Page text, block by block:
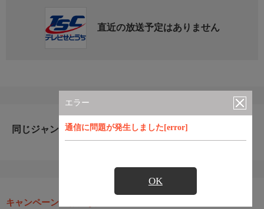
エラー
通信に問題が発生しました[error]
OK
直近の放送予定はありません
同じジャンルのおすすめ番組
キャンペーン・お得な情報